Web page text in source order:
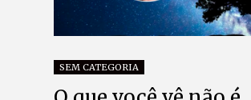
SEM CATEGORIA